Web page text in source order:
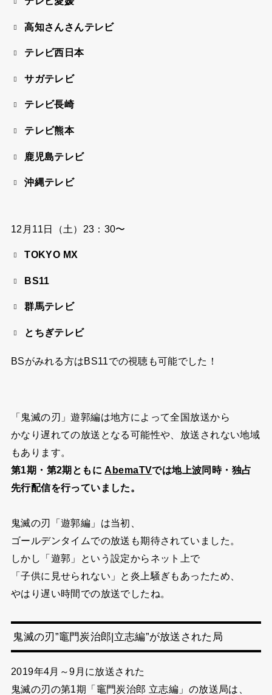
高知さんさんテレビ
テレビ西日本
サガテレビ
テレビ長崎
テレビ熊本
鹿児島テレビ
沖縄テレビ
12月11日（土）23：30〜
TOKYO MX
BS11
群馬テレビ
とちぎテレビ
BSがみれる方はBS11での視聴も可能でした！
「鬼滅の刃」遊郭編は地方によって全国放送から
かなり遅れての放送となる可能性や、放送されない地域
もあります。
第1期・第2期ともに AbemaTVでは地上波同時・独占
先行配信を行っていました。
鬼滅の刃「遊郭編」は当初、
ゴールデンタイムでの放送も期待されていました。
しかし「遊郭」という設定からネット上で
「子供に見せられない」と炎上騒ぎもあったため、
やはり遅い時間での放送でしたね。
鬼滅の刃”竈門炭治郎|立志編”が放送された局
2019年4月～9月に放送された
鬼滅の刃の第1期「竈門炭治郎 立志編」の放送局は、